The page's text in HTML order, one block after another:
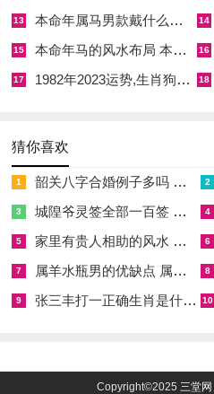
13 本命年属马男款戴什么财神 本命年属马男士戴什么好一点 14
15 本命年马的风水布局 本命年马的佛像怎么摆放 16
17 1982年2023运势,生肖狗1982年2023运势 18
猜你喜欢
1 韶关八字合婚例子多吗 韶关八字测风水 2
3 城隍爷灵签全部一百签 城隍爷灵签解签大全 4
5 家里有贵人相助的风水 家里有贵人是什么意思 6
7 属羊水瓶男的优缺点 属羊水瓶座男生性格爱情观 8
9 张三丰打一正确生肖是什么意思 张三丰是指什么生肖 10
Copyright©2025 三堂网